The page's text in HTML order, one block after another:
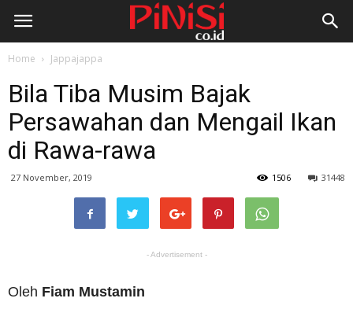
Home Jappajappa
Bila Tiba Musim Bajak
Persawahan dan Mengail Ikan
di Rawa-rawa
27 November, 2019 31448
1506
- Advertisement -
Oleh Fiam Mustamin